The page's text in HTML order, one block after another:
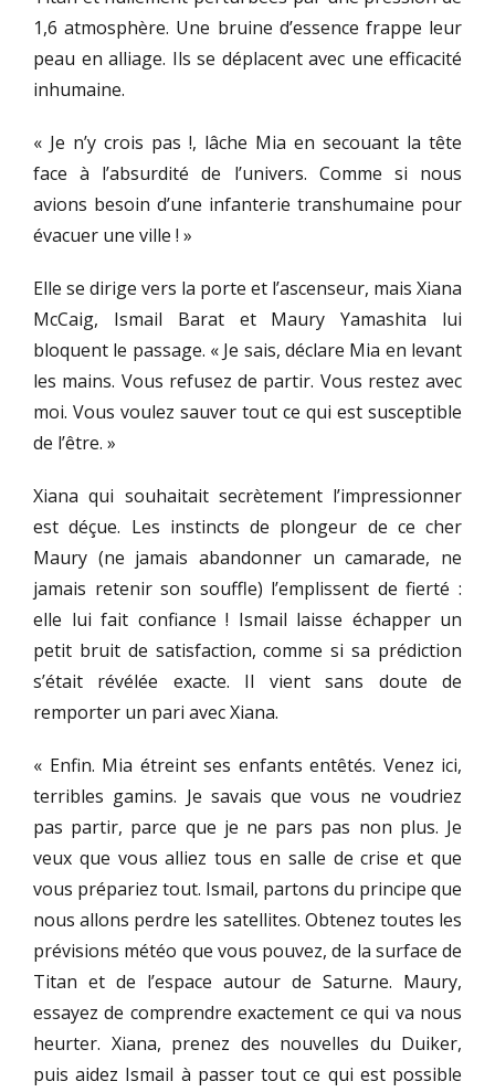
1,6 atmosphère. Une bruine d’essence frappe leur
peau en alliage. Ils se déplacent avec une efficacité
inhumaine.
« Je n’y crois pas !, lâche Mia en secouant la tête
face à l’absurdité de l’univers. Comme si nous
avions besoin d’une infanterie transhumaine pour
évacuer une ville ! »
Elle se dirige vers la porte et l’ascenseur, mais Xiana
McCaig, Ismail Barat et Maury Yamashita lui
bloquent le passage. « Je sais, déclare Mia en levant
les mains. Vous refusez de partir. Vous restez avec
moi. Vous voulez sauver tout ce qui est susceptible
de l’être. »
Xiana qui souhaitait secrètement l’impressionner
est déçue. Les instincts de plongeur de ce cher
Maury (ne jamais abandonner un camarade, ne
jamais retenir son souffle) l’emplissent de fierté :
elle lui fait confiance ! Ismail laisse échapper un
petit bruit de satisfaction, comme si sa prédiction
s’était révélée exacte. Il vient sans doute de
remporter un pari avec Xiana.
« Enfin. Mia étreint ses enfants entêtés. Venez ici,
terribles gamins. Je savais que vous ne voudriez
pas partir, parce que je ne pars pas non plus. Je
veux que vous alliez tous en salle de crise et que
vous prépariez tout. Ismail, partons du principe que
nous allons perdre les satellites. Obtenez toutes les
prévisions météo que vous pouvez, de la surface de
Titan et de l’espace autour de Saturne. Maury,
essayez de comprendre exactement ce qui va nous
heurter. Xiana, prenez des nouvelles du Duiker,
puis aidez Ismail à passer tout ce qui est possible